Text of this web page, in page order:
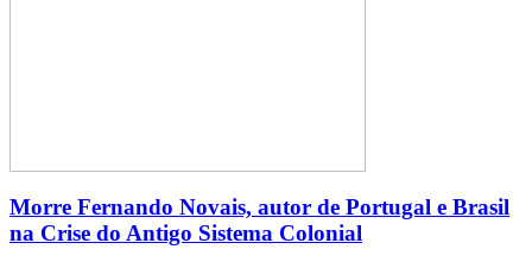
Morre Fernando Novais, autor de Portugal e Brasil
na Crise do Antigo Sistema Colonial